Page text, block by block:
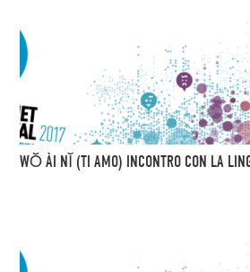
WŎ ÀI NĬ (TI AMO) INCONTRO CON LA